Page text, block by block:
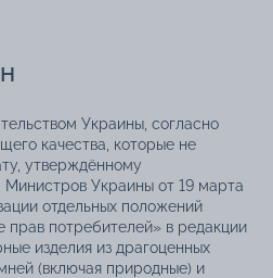
Украины, согласно
качества, которые не
утверждённому
Украины от 19 марта
отдельных положений
потребителей» в редакции
изделия из драгоценных
(включая природные) и